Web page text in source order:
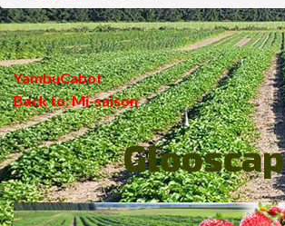
YambuCabot
Back to: Mi-saison
Glooscap